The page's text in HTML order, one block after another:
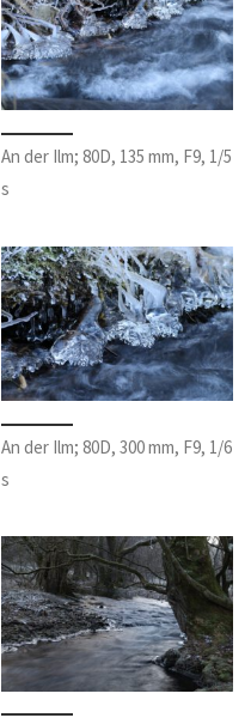
An der Ilm; 80D, 135 mm, F9, 1/5
s
An der Ilm; 80D, 300 mm, F9, 1/6
s